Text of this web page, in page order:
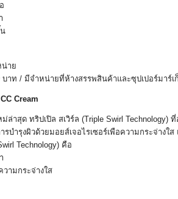
น่า
บาท / มีจำหน่ายที่ห้างสรรพสินค้าและซุปเปอร์มาร์
Cream
ล่าสุด ทริปเปิล สเวิร์ล (Triple Swirl
รบำรุงผิวด้วยมอยส์เจอไรเซอร์เพือความกระจ่างใส
Technology) คือ
วามกระจ่างใส